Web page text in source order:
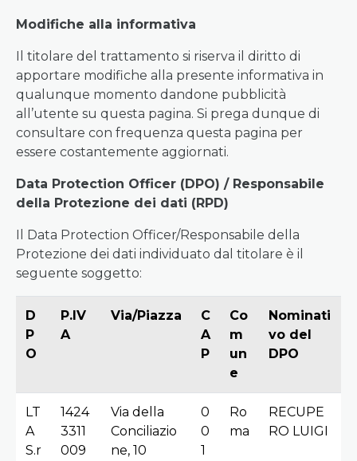
Modifiche alla informativa
Il titolare del trattamento si riserva il diritto di
apportare modifiche alla presente informativa in
qualunque momento dandone pubblicità
all’utente su questa pagina. Si prega dunque di
consultare con frequenza questa pagina per
essere costantemente aggiornati.
Data Protection Officer (DPO) / Responsabile
della Protezione dei dati (RPD)
Il Data Protection Officer/Responsabile della
Protezione dei dati individuato dal titolare è il
seguente soggetto:
D
P
O
P.IV
A
Via/Piazza
C
A
P
Co
m
un
e
Nominati
vo del
DPO
LT
A
S.r
1424
3311
009
Via della
Conciliazio
ne, 10
0
0
1
Ro
ma
RECUPE
RO LUIGI